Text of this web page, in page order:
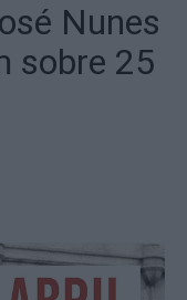
Nunes
sobre 25